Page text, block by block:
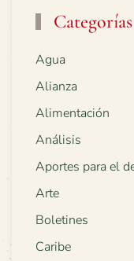
Categorías
Agua
Alianza
Alimentación
Análisis
Aportes para el
Arte
Boletines
Caribe